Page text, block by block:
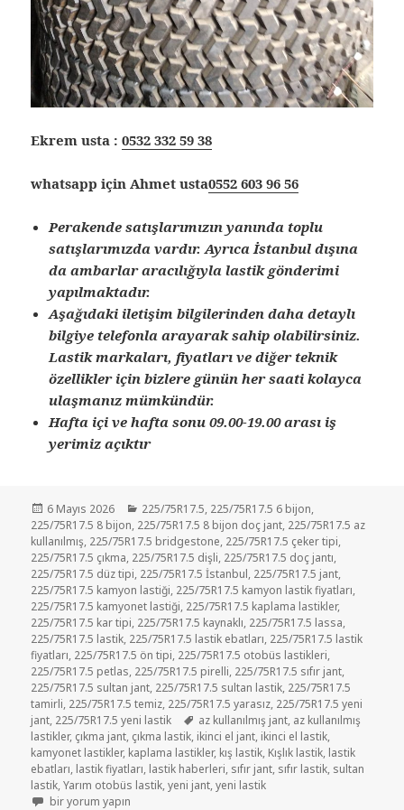
Ekrem usta :0532 332 59 38
whatsapp için Ahmet usta0552 603 96 56
Perakende satışlarımızın yanında toplu
satışlarımızda vardır. Ayrıca İstanbul dışına
da ambarlar aracılığıyla lastik gönderimi
yapılmaktadır.
Aşağıdaki iletişim bilgilerinden daha detaylı
bilgiye telefonla arayarak sahip olabilirsiniz.
Lastik markaları, fiyatları ve diğer teknik
özellikler için bizlere günün her saati kolayca
ulaşmanız mümkündür.
Hafta içi ve hafta sonu 09.00-19.00 arası iş
yerimiz açıktır
Yayın
tarihi
6 Mayıs 2026 Kategoriler
225/75R17.5, 225/75R17.5 6 bijon,
225/75R17.5 8 bijon, 225/75R17.5 8 bijon doç jant, 225/75R17.5 az
kullanılmış, 225/75R17.5 bridgestone, 225/75R17.5 çeker tipi,
225/75R17.5 çıkma, 225/75R17.5 dişli, 225/75R17.5 doç jantı,
225/75R17.5 düz tipi, 225/75R17.5 İstanbul, 225/75R17.5 jant,
225/75R17.5 kamyon lastiği, 225/75R17.5 kamyon lastik fiyatları,
225/75R17.5 kamyonet lastiği, 225/75R17.5 kaplama lastikler,
225/75R17.5 kar tipi, 225/75R17.5 kaynaklı, 225/75R17.5 lassa,
225/75R17.5 lastik, 225/75R17.5 lastik ebatları, 225/75R17.5 lastik
fiyatları, 225/75R17.5 ön tipi, 225/75R17.5 otobüs lastikleri,
225/75R17.5 petlas, 225/75R17.5 pirelli, 225/75R17.5 sıfır jant,
225/75R17.5 sultan jant, 225/75R17.5 sultan lastik, 225/75R17.5
tamirli, 225/75R17.5 temiz, 225/75R17.5 yarasız, 225/75R17.5 yeni
jant, 225/75R17.5 yeni lastik Etiketler
az kullanılmış jant, az kullanılmış
lastikler, çıkma jant, çıkma lastik, ikinci el jant, ikinci el lastik,
kamyonet lastikler, kaplama lastikler, kış lastik, Kışlık lastik, lastik
ebatları, lastik fiyatları, lastik haberleri, sıfır jant, sıfır lastik, sultan
lastik,Yarım otobüs lastik,yeni jant,yeni lastik
225-75R17.5 soğuk kaplama lastikler için
bir yorum yapın